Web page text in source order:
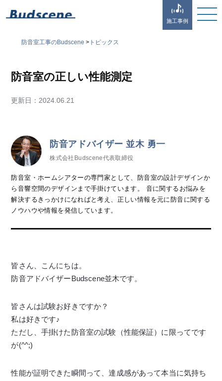
施工事例
防音室工事のBudscene >トピックス
防音室の正しい性能測定
更新日： 2024.06.21
防音アドバイザー 並木 勇一
株式会社Budscene代表取締役
防音室・ホームシアターの専門家として、防音室の設計デザインか
ら音響空間のデザインまで手掛けています。 音に関するお悩みを
解決するきっかけになればと考え、正しい情報を元に防音に関する
ノウハウや情報を発信しています。
皆さん、こんにちは。
防音アドバイザーBudscene並木です。
皆さんは試験お好きですか？
私は好きです♪
ただし、手掛けた防音室の試験（性能保証）に限ってです
が(^^;)
性能が証明できた瞬間って、達成感があって本当に気持ち